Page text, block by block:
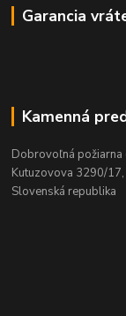
Garancia
Kamenná
Dobrovoľná požiarna
Kutuzovova 3290/
Slovenská republika